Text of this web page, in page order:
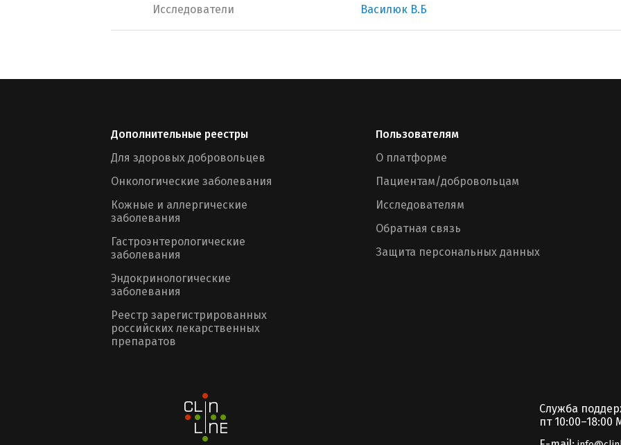
Исследователи
Василюк В.Б
Дополнительные реестры
Для здоровых добровольцев
Онкологические заболевания
Кожные и аллергические
заболевания
Гастроэнтерологические
заболевания
Эндокринологические
заболевания
Реестр зарегистрированных
российских лекарственных
препаратов
Пользователям
О платформе
Пациентам/добровольцам
Исследователям
Обратная связь
Защита персональных данных
Служба
пт 10:00–18:00